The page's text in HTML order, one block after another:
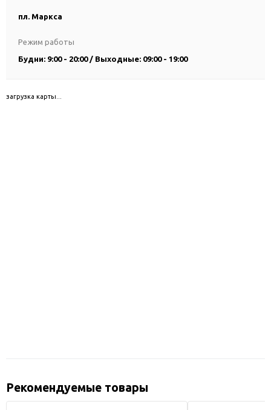
пл. Маркса
Режим работы
Будни: 9:00 - 20:00 / Выходные: 09:00 - 19:00
загрузка карты...
Рекомендуемые товары